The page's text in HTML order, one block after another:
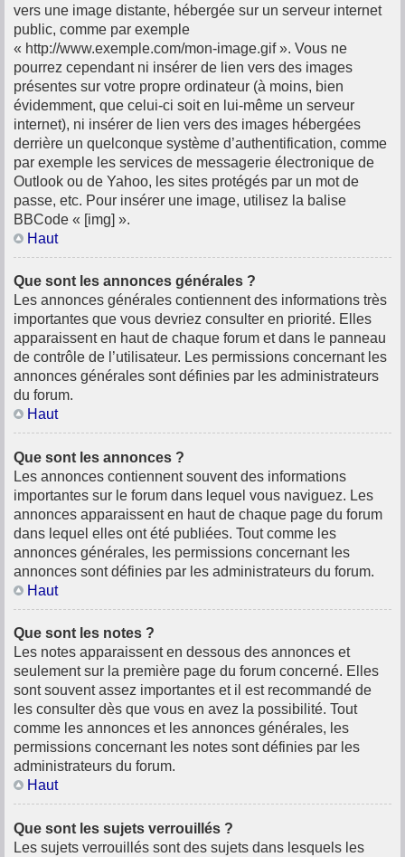
vers une image distante, hébergée sur un serveur internet
public, comme par exemple
« http://www.exemple.com/mon-image.gif ». Vous ne
pourrez cependant ni insérer de lien vers des images
présentes sur votre propre ordinateur (à moins, bien
évidemment, que celui-ci soit en lui-même un serveur
internet), ni insérer de lien vers des images hébergées
derrière un quelconque système d’authentification, comme
par exemple les services de messagerie électronique de
Outlook ou de Yahoo, les sites protégés par un mot de
passe, etc. Pour insérer une image, utilisez la balise
BBCode « [img] ».
Haut
Que sont les annonces générales ?
Les annonces générales contiennent des informations très
importantes que vous devriez consulter en priorité. Elles
apparaissent en haut de chaque forum et dans le panneau
de contrôle de l’utilisateur. Les permissions concernant les
annonces générales sont définies par les administrateurs
du forum.
Haut
Que sont les annonces ?
Les annonces contiennent souvent des informations
importantes sur le forum dans lequel vous naviguez. Les
annonces apparaissent en haut de chaque page du forum
dans lequel elles ont été publiées. Tout comme les
annonces générales, les permissions concernant les
annonces sont définies par les administrateurs du forum.
Haut
Que sont les notes ?
Les notes apparaissent en dessous des annonces et
seulement sur la première page du forum concerné. Elles
sont souvent assez importantes et il est recommandé de
les consulter dès que vous en avez la possibilité. Tout
comme les annonces et les annonces générales, les
permissions concernant les notes sont définies par les
administrateurs du forum.
Haut
Que sont les sujets verrouillés ?
Les sujets verrouillés sont des sujets dans lesquels les